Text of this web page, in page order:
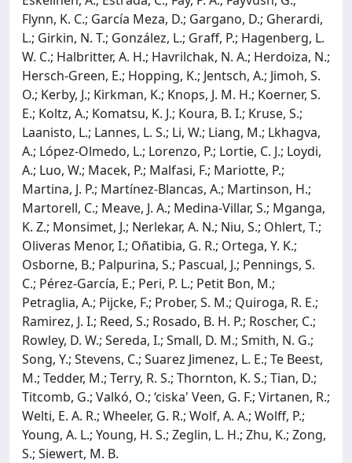
Flynn, K. C.; García Meza, D.; Gargano, D.; Gherardi,
L.; Girkin, N. T.; González, L.; Graff, P.; Hagenberg, L.
W. C.; Halbritter, A. H.; Havrilchak, N. A.; Herdoiza, N.;
Hersch-Green, E.; Hopping, K.; Jentsch, A.; Jimoh, S.
O.; Kerby, J.; Kirkman, K.; Knops, J. M. H.; Koerner, S.
E.; Koltz, A.; Komatsu, K. J.; Koura, B. I.; Kruse, S.;
Laanisto, L.; Lannes, L. S.; Li, W.; Liang, M.; Lkhagva,
A.; López-Olmedo, L.; Lorenzo, P.; Lortie, C. J.; Loydi,
A.; Luo, W.; Macek, P.; Malfasi, F.; Mariotte, P.;
Martina, J. P.; Martínez-Blancas, A.; Martinson, H.;
Martorell, C.; Meave, J. A.; Medina-Villar, S.; Mganga,
K. Z.; Monsimet, J.; Nerlekar, A. N.; Niu, S.; Ohlert, T.;
Oliveras Menor, I.; Oñatibia, G. R.; Ortega, Y. K.;
Osborne, B.; Palpurina, S.; Pascual, J.; Pennings, S.
C.; Pérez-García, E.; Peri, P. L.; Petit Bon, M.;
Petraglia, A.; Pijcke, F.; Prober, S. M.; Quiroga, R. E.;
Ramirez, J. I.; Reed, S.; Rosado, B. H. P.; Roscher, C.;
Rowley, D. W.; Sereda, I.; Small, D. M.; Smith, N. G.;
Song, Y.; Stevens, C.; Suarez Jimenez, L. E.; Te Beest,
M.; Tedder, M.; Terry, R. S.; Thornton, K. S.; Tian, D.;
Titcomb, G.; Valkó, O.; ‘ciska' Veen, G. F.; Virtanen, R.;
Welti, E. A. R.; Wheeler, G. R.; Wolf, A. A.; Wolff, P.;
Young, A. L.; Young, H. S.; Zeglin, L. H.; Zhu, K.; Zong,
S.; Siewert, M. B.